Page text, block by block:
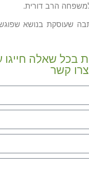
הרב דורית.
שעוסקת בנושא